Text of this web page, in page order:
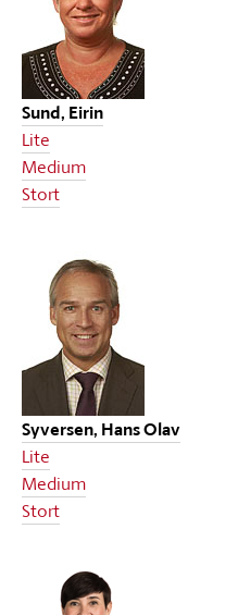
Sund, Eirin
Lite
Medium
Stort
Syversen, Hans Olav
Lite
Medium
Stort